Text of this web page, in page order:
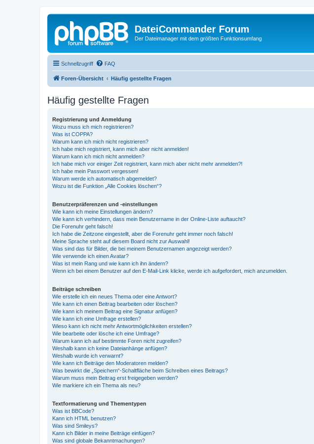
DateiCommander Forum
Der Dateimanager mit dem größten Funktionsumfang
Schnellzugriff FAQ
Foren-Übersicht Häufig gestellte Fragen
Häufig gestellte Fragen
Registrierung und Anmeldung
Wozu muss ich mich registrieren?
Was ist COPPA?
Warum kann ich mich nicht registrieren?
Ich habe mich registriert, kann mich aber nicht anmelden!
Warum kann ich mich nicht anmelden?
Ich habe mich vor einiger Zeit registriert, kann mich aber nicht mehr anmelden?!
Ich habe mein Passwort vergessen!
Warum werde ich automatisch abgemeldet?
Wozu ist die Funktion „Alle Cookies löschen“?
Benutzerpräferenzen und -einstellungen
Wie kann ich meine Einstellungen ändern?
Wie kann ich verhindern, dass mein Benutzername in der Online-Liste auftaucht?
Die Forenuhr geht falsch!
Ich habe die Zeitzone eingestellt, aber die Forenuhr geht immer noch falsch!
Meine Sprache steht auf diesem Board nicht zur Auswahl!
Was sind das für Bilder, die bei meinem Benutzernamen angezeigt werden?
Wie verwende ich einen Avatar?
Was ist mein Rang und wie kann ich ihn ändern?
Wenn ich bei einem Benutzer auf den E-Mail-Link klicke, werde ich aufgefordert, mich anzumelden.
Beiträge schreiben
Wie erstelle ich ein neues Thema oder eine Antwort?
Wie kann ich einen Beitrag bearbeiten oder löschen?
Wie kann ich meinem Beitrag eine Signatur anfügen?
Wie kann ich eine Umfrage erstellen?
Wieso kann ich nicht mehr Antwortmöglichkeiten erstellen?
Wie bearbeite oder lösche ich eine Umfrage?
Warum kann ich auf bestimmte Foren nicht zugreifen?
Weshalb kann ich keine Dateianhänge anfügen?
Weshalb wurde ich verwarnt?
Wie kann ich Beiträge den Moderatoren melden?
Was bewirkt die „Speichern“-Schaltfläche beim Schreiben eines Beitrags?
Warum muss mein Beitrag erst freigegeben werden?
Wie markiere ich ein Thema als neu?
Textformatierung und Thementypen
Was ist BBCode?
Kann ich HTML benutzen?
Was sind Smileys?
Kann ich Bilder in meine Beiträge einfügen?
Was sind globale Bekanntmachungen?